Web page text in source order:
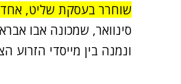
שוחרר בעסקת שליט, אחד
ונמנה בין מייסדי